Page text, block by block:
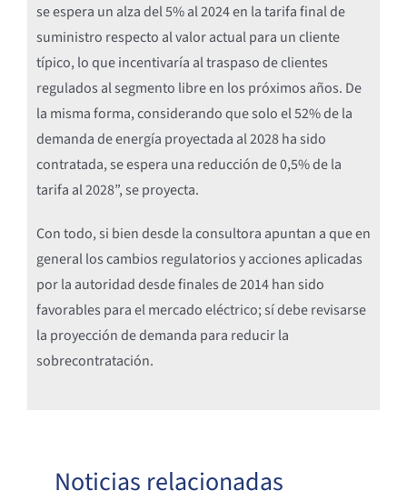
se espera un alza del 5% al 2024 en la tarifa final de
suministro respecto al valor actual para un cliente
típico, lo que incentivaría al traspaso de clientes
regulados al segmento libre en los próximos años. De
la misma forma, considerando que solo el 52% de la
demanda de energía proyectada al 2028 ha sido
contratada, se espera una reducción de 0,5% de la
tarifa al 2028”, se proyecta.
Con todo, si bien desde la consultora apuntan a que en
general los cambios regulatorios y acciones aplicadas
por la autoridad desde finales de 2014 han sido
favorables para el mercado eléctrico; sí debe revisarse
la proyección de demanda para reducir la
sobrecontratación.
Noticias relacionadas